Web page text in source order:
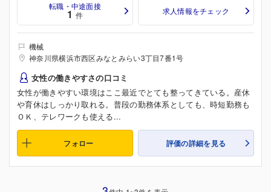
転職・中途面接
1 件 求人情報をチェック
機械
神奈川県横浜市西区みなとみらい3丁目7番1号
女性の働きやすさの口コミ
女性が働きやすい環境はここ最近でとても整ってきている。産休
や育休はしっかり取れる。普段の勤務体系としても、時短勤務も
ＯＫ、テレワークも使える...
フォロー 評価の詳細を見る